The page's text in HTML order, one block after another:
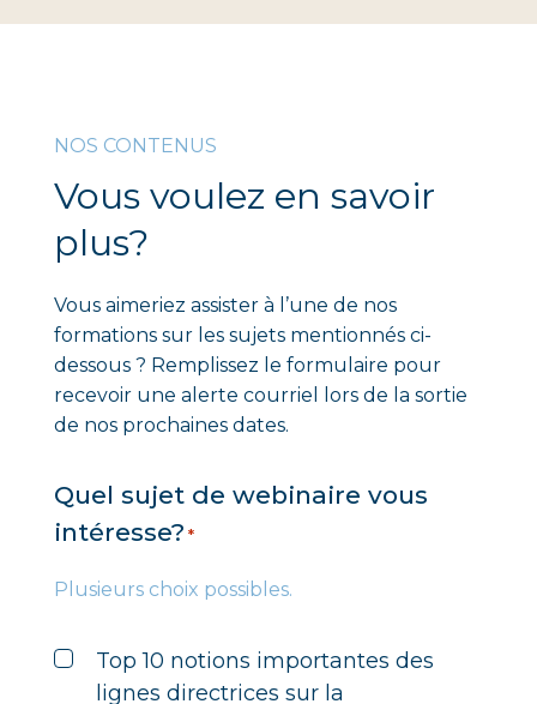
NOS CONTENUS
Vous voulez en savoir
plus?
Vous aimeriez assister à l’une de nos
formations sur les sujets mentionnés ci-
dessous ? Remplissez le formulaire pour
recevoir une alerte courriel lors de la sortie
de nos prochaines dates.
Quel sujet de webinaire vous
intéresse? *
Plusieurs choix possibles.
Top 10 notions importantes des
lignes directrices sur la